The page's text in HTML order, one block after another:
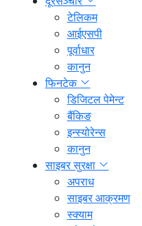
टेलिकम
आईएसपी
पूर्वाधार
कानुन
फिनटेक
डिजिटल पेमेन्ट
बैंकिङ
इन्स्योरेन्स
कानुन
साइबर सुरक्षा
अपराध
साइबर आक्रमण
स्क्याम